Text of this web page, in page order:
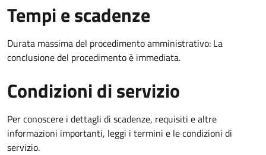
Tempi e scadenze
Durata massima del procedimento amministrativo: La
conclusione del procedimento è immediata.
Condizioni di servizio
Per conoscere i dettagli di scadenze, requisiti e altre
informazioni importanti, leggi i termini e le condizioni di
servizio.